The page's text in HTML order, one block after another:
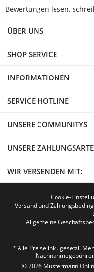
Bewertungen lesen,
ÜBER UNS
SHOP SERVICE
INFORMATIONEN
SERVICE HOTLINE
UNSERE COMMUNITYS
UNSERE
WIR VERSENDEN MIT:
Cookie-
Versand und
Allgemeine
* Alle Preise inkl. gesetzl.
© 2026 Mustermann